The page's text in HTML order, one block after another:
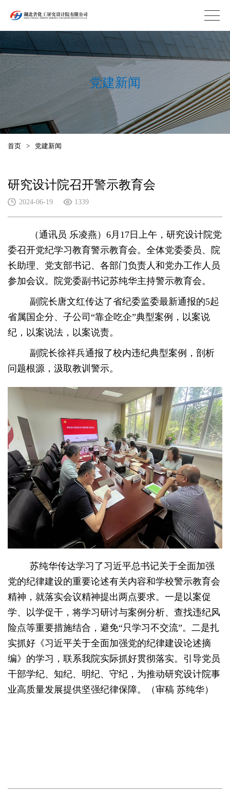
党建新闻
首页 > 党建新闻
研究设计院召开警示教育会
2024-06-19 1339
（通讯员 乐凌燕）6月17日上午，研究设计院党
委召开党纪学习教育警示教育会。全体党委委员、院
长助理、党支部书记、各部门负责人和党办工作人员
参加会议。院党委副书记苏纯华主持警示教育会。
副院长唐文红传达了省纪委监委最新通报的5起
省属国企分、子公司“靠企吃企”典型案例， 以案说
纪，以案说法，以案说责。
副院长徐祥兵通报了校内违纪典型案例，剖析
问题根源，汲取教训警示。
苏纯华传达学习了习近平总书记关于全面加强
党的纪律建设的重要论述有关内容和学校警示教育会
精神，就落实会议精神提出两点要求。一是以案促
学、以学促干，将学习研讨与案例分析、查找违纪风
险点等重要措施结合，避免“只学习不交流”。二是扎
实抓好 《习近平关于全面加强党的纪律建设论述摘
编》的学习，联系我院实际抓好贯彻落实。引导党员
干部学纪、知纪、明纪、守纪，为推动研究设计院事
业高质量发展提供坚强纪律保障。
（审稿 苏纯华）